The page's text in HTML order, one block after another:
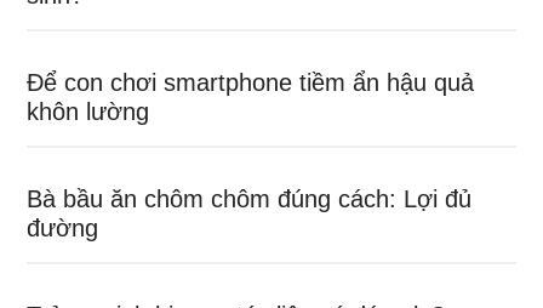
Để con chơi smartphone tiềm ẩn hậu quả
khôn lường
Bà bầu ăn chôm chôm đúng cách: Lợi đủ
đường